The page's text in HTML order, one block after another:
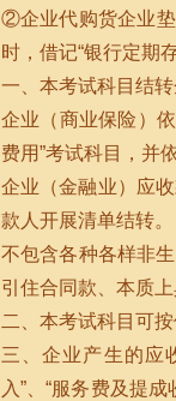
②企业代购货企业垫
时，借记“银行定期
一、本考试科目结
企业（商业保险）
费用”考试科目，并
企业（金融业）应
款人开展清单结转。
不包含各种各样非
引住合同款、本质
二、本考试科目可
三、企业产生的应
入”、“服务费及提